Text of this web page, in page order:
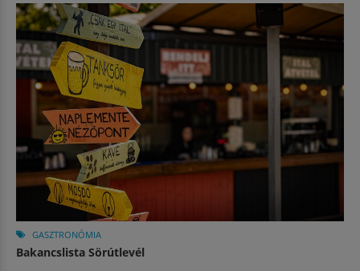
GASZTRONÓMIA
Bakancslista Sörútlevél